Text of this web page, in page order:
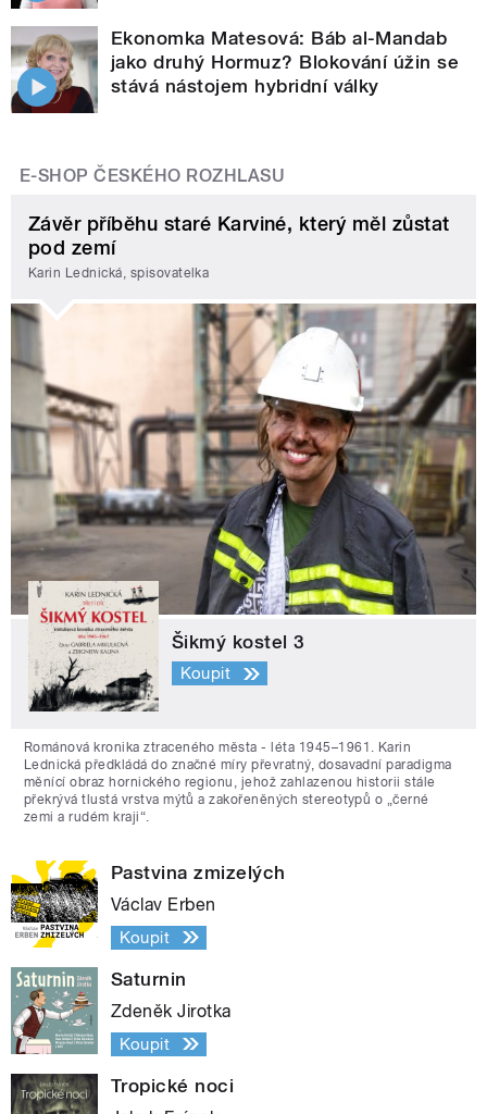
Ekonomka Matesová: Báb al-Mandab
jako druhý Hormuz? Blokování úžin se
stává nástojem hybridní války
E-SHOP ČESKÉHO ROZHLASU
Závěr příběhu staré Karviné, který měl zůstat
pod zemí
Karin Lednická, spisovatelka
Šikmý kostel 3
Koupit
Románová kronika ztraceného města - léta 1945–1961. Karin
Lednická předkládá do značné míry převratný, dosavadní paradigma
měnící obraz hornického regionu, jehož zahlazenou historii stále
překrývá tlustá vrstva mýtů a zakořeněných stereotypů o „černé
zemi a rudém kraji“.
Pastvina zmizelých
Václav Erben
Koupit
Saturnin
Zdeněk Jirotka
Koupit
Tropické noci